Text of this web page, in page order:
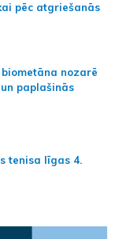
pēc atgriešanās
nozarē
paplašinās
tenisa līgas 4.